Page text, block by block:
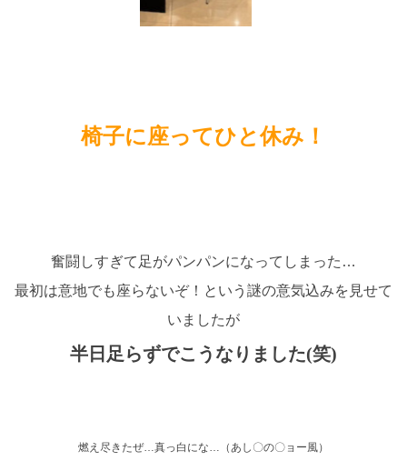
椅子に座ってひと休み！
奮闘しすぎて足がパンパンになってしまった…
最初は意地でも座らないぞ！という謎の意気込みを見せて
いましたが
半日足らずでこうなりました(笑)
燃え尽きたぜ…真っ白にな…（あし〇の〇ョー風）